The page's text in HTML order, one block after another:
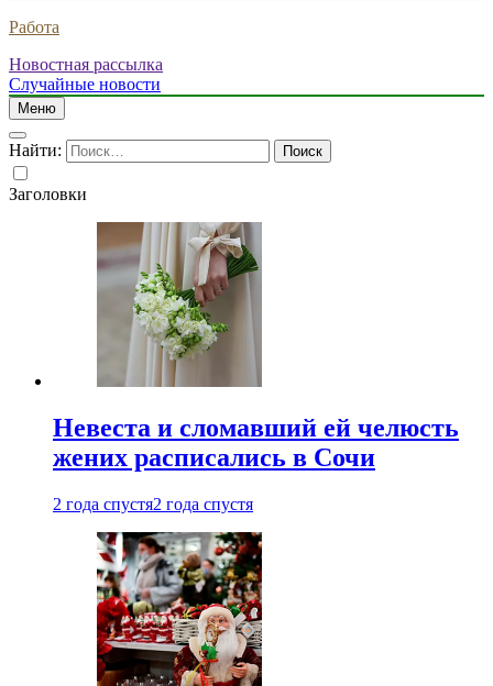
Работа
Новостная рассылка
Случайные новости
Меню
Найти:
Заголовки
Невеста и сломавший ей челюсть
жених расписались в Сочи
2 года спустя2 года спустя